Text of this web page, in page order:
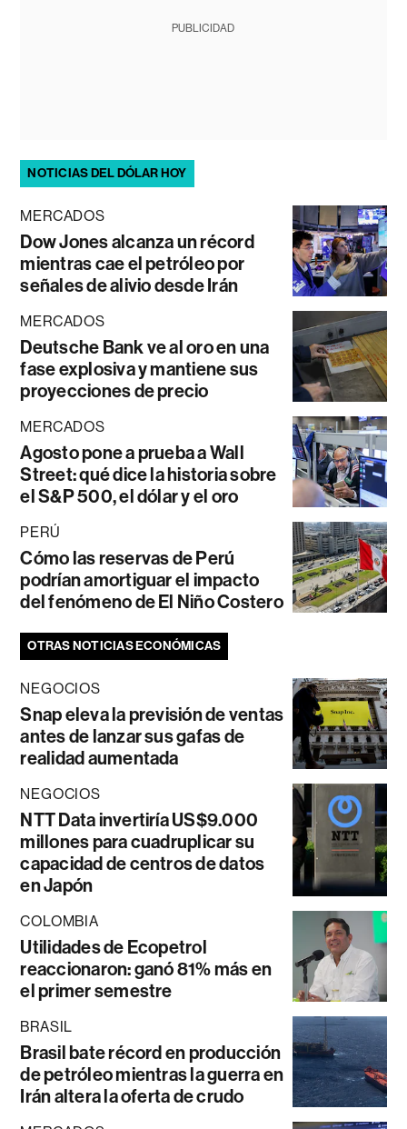
PUBLICIDAD
NOTICIAS DEL DÓLAR HOY
MERCADOS
Dow Jones alcanza un récord
mientras cae el petróleo por
señales de alivio desde Irán
MERCADOS
Deutsche Bank ve al oro en una
fase explosiva y mantiene sus
proyecciones de precio
MERCADOS
Agosto pone a prueba a Wall
Street: qué dice la historia sobre
el S&P 500, el dólar y el oro
PERÚ
Cómo las reservas de Perú
podrían amortiguar el impacto
del fenómeno de El Niño Costero
OTRAS NOTICIAS ECONÓMICAS
NEGOCIOS
Snap eleva la previsión de ventas
antes de lanzar sus gafas de
realidad aumentada
NEGOCIOS
NTT Data invertiría US$9.000
millones para cuadruplicar su
capacidad de centros de datos
en Japón
COLOMBIA
Utilidades de Ecopetrol
reaccionaron: ganó 81% más en
el primer semestre
BRASIL
Brasil bate récord en producción
de petróleo mientras la guerra en
Irán altera la oferta de crudo